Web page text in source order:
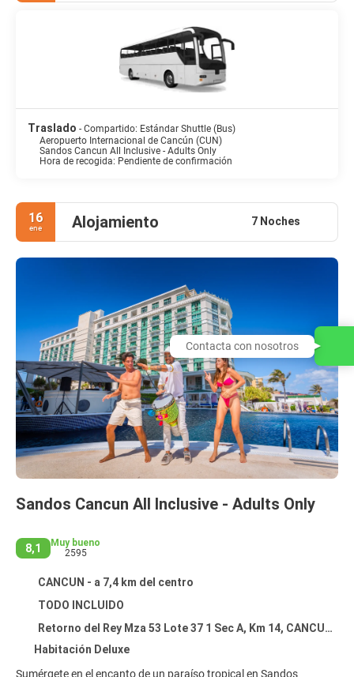
Traslado - Compartido: Estándar Shuttle (Bus)
Aeropuerto Internacional de Cancún (CUN)
Sandos Cancun All Inclusive - Adults Only
Hora de recogida: Pendiente de confirmación
16
ene Alojamiento 7 Noches
Sandos Cancun All Inclusive - Adults Only
8,1
Muy bueno
2595
CANCUN - a 7,4 km del centro
TODO INCLUIDO
Retorno del Rey Mza 53 Lote 37 1 Sec A, Km 14, CANCUN 77500
Habitación Deluxe
Sumérgete en el encanto de un paraíso tropical en Sandos
Contacta con nosotros